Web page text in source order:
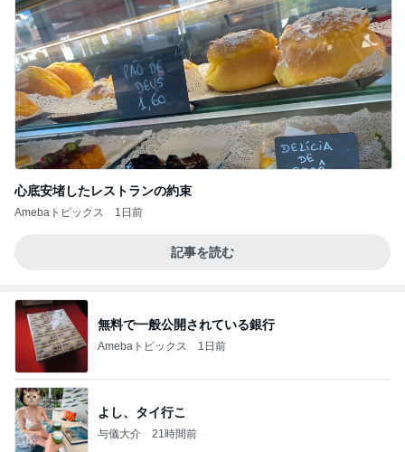
心底安堵したレストランの約束
Amebaトピックス 1日前
記事を読む
無料で一般公開されている銀行
Amebaトピックス 1日前
よし、タイ行こ
与儀大介 21時間前